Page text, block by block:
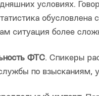
условиях.
ситуация более
ФТС. Спикеры
по взысканиям,